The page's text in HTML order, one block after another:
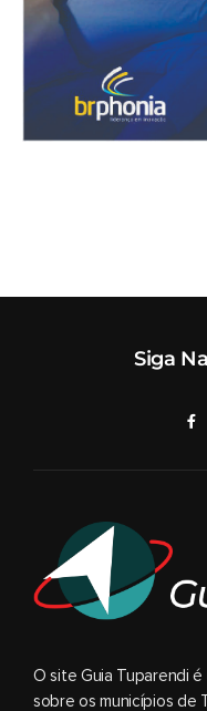
Siga
O site Guia Tuparendi
sobre os municípios de